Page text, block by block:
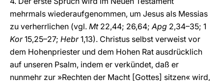
mehrmals wiederaufgenommen, um Jesus als Messias
zu verherrlichen (vgl. Mt22,44; 26,64;Apg 2,34–35; 1
Kor15,25–27; Hebr1,13). Christus selbst verweist vor
dem Hohenpriester und dem Hohen Rat ausdrücklich
auf unseren Psalm, indem er verkündet, daß er
nunmehr zur »Rechten der Macht [Gottes] sitzen« wird,